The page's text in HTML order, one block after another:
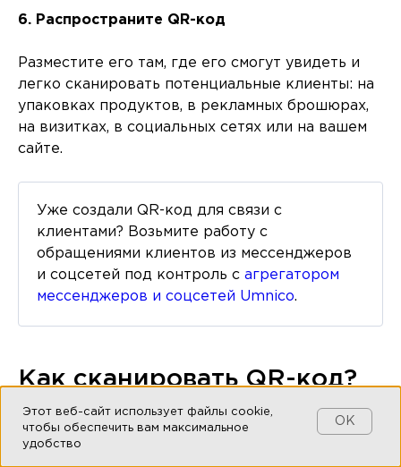
6. Распространите QR-код
Разместите его там, где его смогут увидеть и
легко сканировать потенциальные клиенты: на
упаковках продуктов, в рекламных брошюрах,
на визитках, в социальных сетях или на вашем
сайте.
Уже создали QR-код для связи с
клиентами? Возьмите работу с
обращениями клиентов из мессенджеров
и соцсетей под контроль с агрегатором
мессенджеров и соцсетей Umnico.
Как сканировать QR-код?
QR-коды настолько популярны, что
большинство современных смартфонов уже
Этот веб-сайт использует файлы cookie,
чтобы обеспечить вам максимальное
удобство
OK